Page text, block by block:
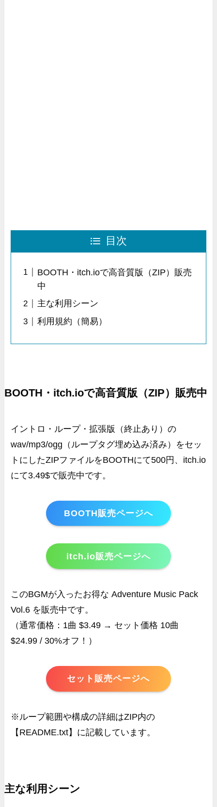
目次
BOOTH・itch.ioで高音質版（ZIP）販売
中
主な利用シーン
利用規約（簡易）
BOOTH・itch.ioで高音質版（ZIP）販売中
イントロ・ループ・拡張版（終止あり）の
wav/mp3/ogg（ループタグ埋め込み済み）をセッ
トにしたZIPファイルをBOOTHにて500円、itch.io
にて3.49$で販売中です。
BOOTH販売ページへ
itch.io販売ページへ
このBGMが入ったお得な Adventure Music Pack
Vol.6 を販売中です。
（通常価格：1曲 $3.49 → セット価格 10曲
$24.99 / 30%オフ！）
セット販売ページへ
※ループ範囲や構成の詳細はZIP内の
【README.txt】に記載しています。
主な利用シーン